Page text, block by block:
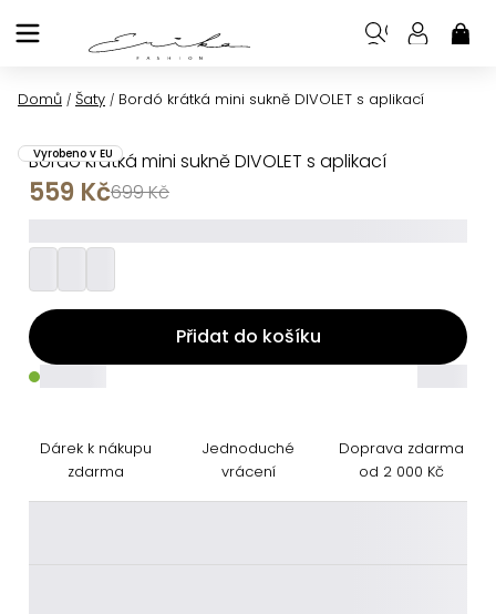
na
Domů / Šaty / Bordó krátká mini sukně DIVOLET s aplikací
Bordó krátká mini sukně DIVOLET s aplikací
Vyrobeno v EU
699 Kč
559 Kč
Přidat do košíku
Dárek k nákupu
zdarma
Jednoduché
vrácení
Doprava zdarma
od 2 000 Kč